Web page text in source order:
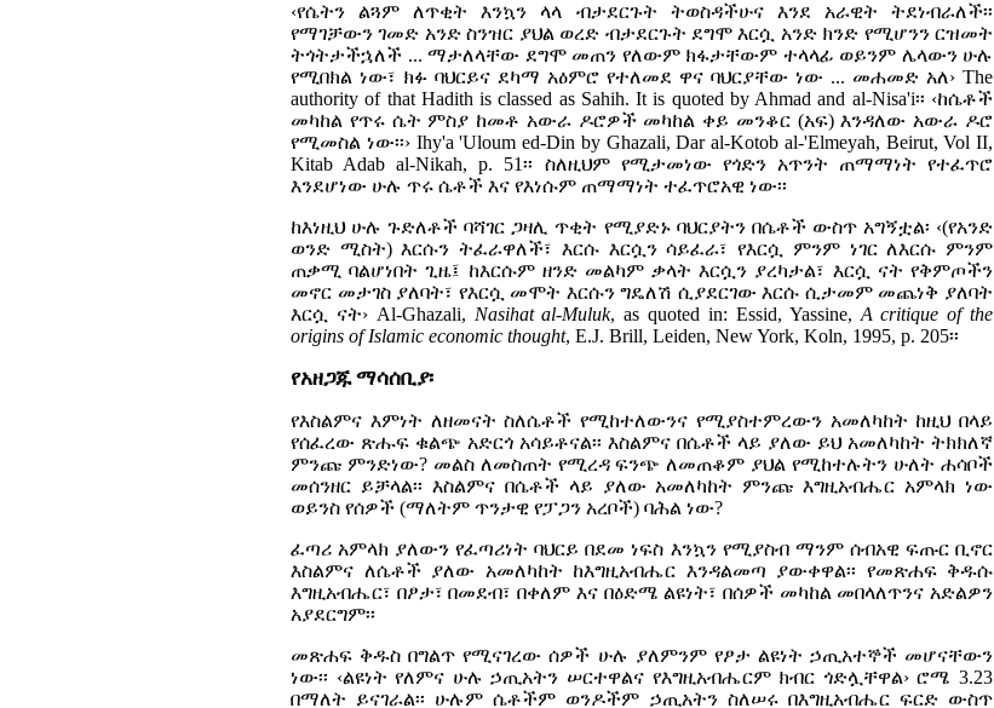
‹የሴትን ልጓም ለጥቂት እንኳን ላላ ብታደርጉት ትወስዳችሁና እንደ አራዊት ትደነብራለች፡፡
የማገቻውን ገመድ አንድ ስንዝር ያህል ወረድ ብታደርጉት ደግሞ እርሷ አንድ ክንድ የሚሆንን ርዝመት
ትጎትታችኋለች ... ማታለላቸው ደግሞ መጠን የለውም ክፋታቸውም ተላላፊ ወይንም ሌላውን ሁሉ
የሚበክል ነው፣ ክፉ ባህርይና ደካማ አዕምሮ የተለመደ ዋና ባህርያቸው ነው ... መሐመድ አለ› The
authority of that Hadith is classed as Sahih. It is quoted by Ahmad and al-Nisa'i፡፡ ‹ከሴቶች
መካከል የጥሩ ሴት ምስያ ከመቶ አውራ ዶሮዎች መካከል ቀይ መንቆር (አፍ) እንዳለው አውራ ዶሮ
የሚመስል ነው፡፡› Ihy'a 'Uloum ed-Din by Ghazali, Dar al-Kotob al-'Elmeyah, Beirut, Vol II,
Kitab Adab al-Nikah, p. 51፡፡
ስለዚህም የሚታመነው የጎድን አጥንት ጠማማነት የተፈጥሮ
እንደሆነው ሁሉ ጥሩ ሴቶች እና የእነሱም ጠማማነት ተፈጥሮአዊ ነው፡፡
ከእነዚህ ሁሉ ጉድለቶች ባሻገር ጋዛሊ ጥቂት የሚያድኑ ባህርያትን በሴቶች ውስጥ አግኝቷል፡ ‹(የአንድ
ወንድ ሚስት) እርሱን ትፈራዋለች፣ እርሱ እርሷን ሳይፈራ፣ የእርሷ ምንም ነገር ለእርሱ ምንም
ጠቃሚ ባልሆነበት ጊዜ፤ ከእርሱም ዘንድ መልካም ቃላት እርሷን ያረካታል፣ እርሷ ናት የቅምጦችን
መኖር መታገስ ያለባት፣ የእርሷ መሞት እርሱን ግዴለሽ ሲያደርገው እርሱ ሲታመም መጨነቅ ያለባት
እርሷ ናት› Al-Ghazali, Nasihat al-Muluk, as quoted in: Essid, Yassine, A critique of the
origins of Islamic economic thought, E.J. Brill, Leiden, New York, Koln, 1995, p. 205፡፡
የአዘጋጁ ማሳሰቢያ፡
የእስልምና እምነት ለዘመናት ስለሴቶች የሚከተለውንና የሚያስተምረውን አመለካከት ከዚህ በላይ
የሰፈረው ጽሑፍ ቁልጭ አድርጎ አሳይቶናል፡፡ እስልምና በሴቶች ላይ ያለው ይህ አመለካከት ትክክለኛ
ምንጩ ምንድነው? መልስ ለመስጠት የሚረዳ ፍንጭ ለመጠቆም ያህል የሚከተሉትን ሁለት ሐሳቦች
መሰንዘር ይቻላል፡፡ እስልምና በሴቶች ላይ ያለው አመለካከት ምንጩ እግዚአብሔር አምላክ ነው
ወይንስ የሰዎች (ማለትም ጥንታዊ የፓጋን አረቦች) ባሕል ነው?
ፈጣሪ አምላክ ያለውን የፈጣሪነት ባህርይ በደመ ነፍስ እንኳን የሚያስብ ማንም ሰብአዊ ፍጡር ቢኖር
እስልምና ለሴቶች ያለው አመለካከት ከእግዚአብሔር እንዳልመጣ ያውቀዋል፡፡ የመጽሐፍ ቅዱሱ
እግዚአብሔር፣ በፆታ፣ በመደብ፣ በቀለም እና በዕድሜ ልዩነት፣ በሰዎች መካከል መበላለጥንና አድልዎን
አያደርግም፡፡
መጽሐፍ ቅዱስ በግልጥ የሚናገረው ሰዎች ሁሉ ያለምንም የፆታ ልዩነት ኃጢአተኞች መሆናቸውን
ነው፡፡ ‹ልዩነት የለምና ሁሉ ኃጢአትን ሠርተዋልና የእግዚአብሔርም ክብር ጎድሏቸዋል› ሮሜ 3.23
በማለት ይናገራል፡፡ ሁሉም ሴቶችም ወንዶችም ኃጢአትን ስለሠሩ በእግዚአብሔር ፍርድ ውስጥ